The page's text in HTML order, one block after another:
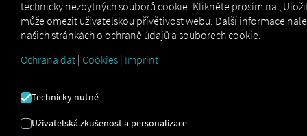
BUDOUCNOSTI
Zcela bezproblémový přístup s naším demo
demo řidič,
technicky nezbytných souborů cookie. Klikněte prosím na
může omezit uživatelskou přívětivost webu. Další informace
našich stránkách o ochraně údajů a souborech cookie.
Ochrana dat | Cookies | Imprint
Technicky nutné
Uživatelská zkušenost a personalizace